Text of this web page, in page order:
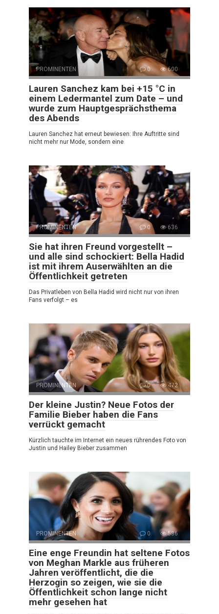
PROMINENTEN 0 600
Lauren Sanchez kam bei +15 °C in
einem Ledermantel zum Date – und
wurde zum Hauptgesprächsthema
des Abends
Lauren Sanchez hat erneut bewiesen: Ihre Auftritte sind
nicht mehr nur Mode, sondern eine
PROMINENTEN 0 636
Sie hat ihren Freund vorgestellt –
und alle sind schockiert: Bella Hadid
ist mit ihrem Auserwählten an die
Öffentlichkeit getreten
Das Privatleben von Bella Hadid wird nicht nur von ihren
Fans verfolgt – es
PROMINENTEN 0 472
Der kleine Justin? Neue Fotos der
Familie Bieber haben die Fans
verrückt gemacht
Kürzlich tauchte im Internet ein neues rührendes Foto von
Justin und Hailey Bieber zusammen
PROMINENTEN 0 586
Eine enge Freundin hat seltene Fotos
von Meghan Markle aus früheren
Jahren veröffentlicht, die die
Herzogin so zeigen, wie sie die
Öffentlichkeit schon lange nicht
mehr gesehen hat